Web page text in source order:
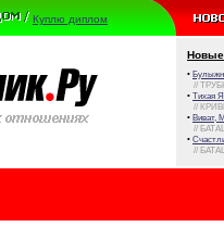
Куплю диплом
Новые
•
//
• Тихая
//
• Виват,
//
•
//